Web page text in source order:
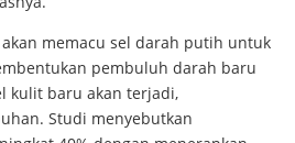
memacu sel darah putih untuk
pembuluh darah baru
kulit baru akan terjadi,
Studi menyebutkan